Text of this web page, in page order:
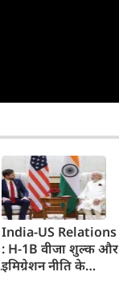
India-US Relations
: H-1B वीजा शुल्क और
इमिग्रेशन नीति के